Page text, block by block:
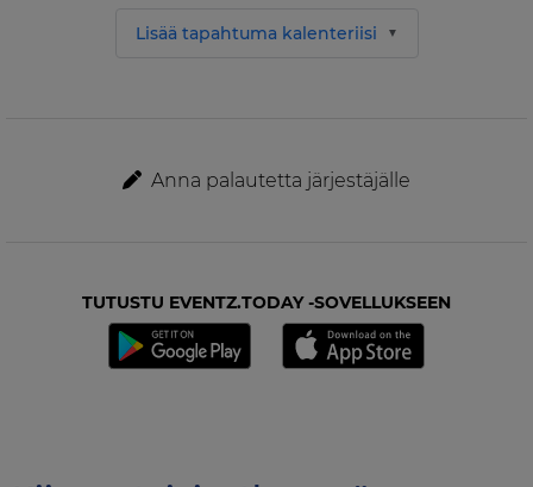
Lisää tapahtuma kalenteriisi
Anna palautetta järjestäjälle
TUTUSTU EVENTZ.TODAY -SOVELLUKSEEN